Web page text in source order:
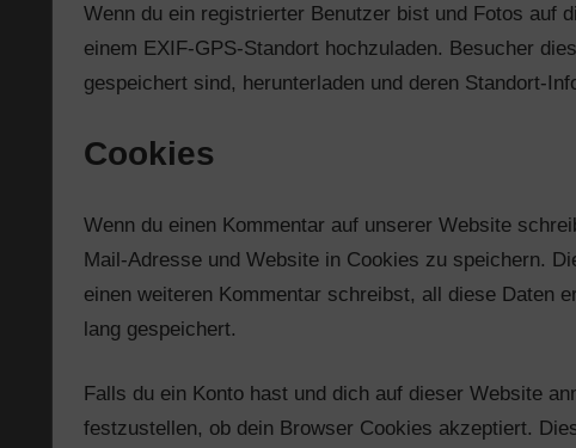
Wenn du ein registrierter Benutzer bist und Fotos auf
einem EXIF-GPS-Standort hochzuladen. Besucher
gespeichert sind, herunterladen und deren Standort-
Cookies
Wenn du einen Kommentar auf unserer Website
Mail-Adresse und Website in Cookies zu speichern.
einen weiteren Kommentar schreibst, all diese Daten
lang gespeichert.
Falls du ein Konto hast und dich auf dieser Website
festzustellen, ob dein Browser Cookies akzeptiert.